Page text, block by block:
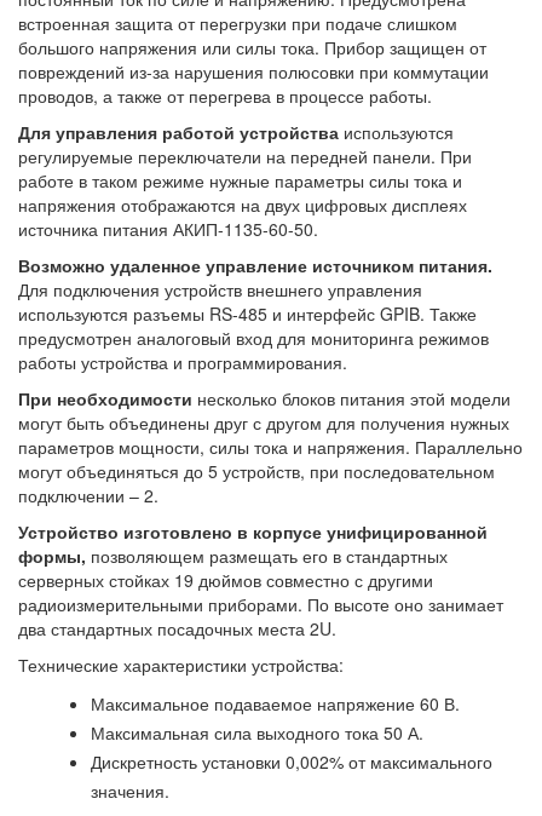
встроенная защита от перегрузки при подаче слишком
большого напряжения или силы тока. Прибор защищен от
повреждений из-за нарушения полюсовки при коммутации
проводов, а также от перегрева в процессе работы.
Для управления работой устройства используются
регулируемые переключатели на передней панели. При
работе в таком режиме нужные параметры силы тока и
напряжения отображаются на двух цифровых дисплеях
источника питания АКИП-1135-60-50.
Возможно удаленное управление источником питания.
Для подключения устройств внешнего управления
используются разъемы RS-485 и интерфейс GPIB. Также
предусмотрен аналоговый вход для мониторинга режимов
работы устройства и программирования.
При необходимости несколько блоков питания этой модели
могут быть объединены друг с другом для получения нужных
параметров мощности, силы тока и напряжения. Параллельно
могут объединяться до 5 устройств, при последовательном
подключении – 2.
Устройство изготовлено в корпусе унифицированной
формы, позволяющем размещать его в стандартных
серверных стойках 19 дюймов совместно с другими
радиоизмерительными приборами. По высоте оно занимает
два стандартных посадочных места 2U.
Технические характеристики устройства:
Максимальное подаваемое напряжение 60 В.
Максимальная сила выходного тока 50 А.
Дискретность установки 0,002% от максимального
значения.